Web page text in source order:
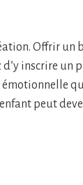
Offrir un
inscrire un
peut